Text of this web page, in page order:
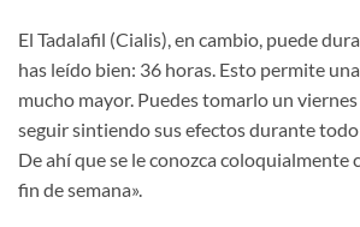
El Tadalafil (Cialis), en cambio, puede
has leído bien: 36 horas. Esto permite
mucho mayor. Puedes tomarlo un
seguir sintiendo sus efectos durante todo
De ahí que se le conozca coloquialmente
fin de semana».